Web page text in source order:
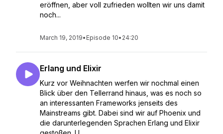
eröffnen, aber voll zufrieden wollten wir uns damit
noch...
March 19, 2019• Episode 10• 24:20
Erlang und Elixir
Kurz vor Weihnachten werfen wir nochmal einen
Blick über den Tellerrand hinaus, was es noch so
an interessanten Frameworks jenseits des
Mainstreams gibt. Dabei sind wir auf Phoenix und
die darunterlegenden Sprachen Erlang und Elixir